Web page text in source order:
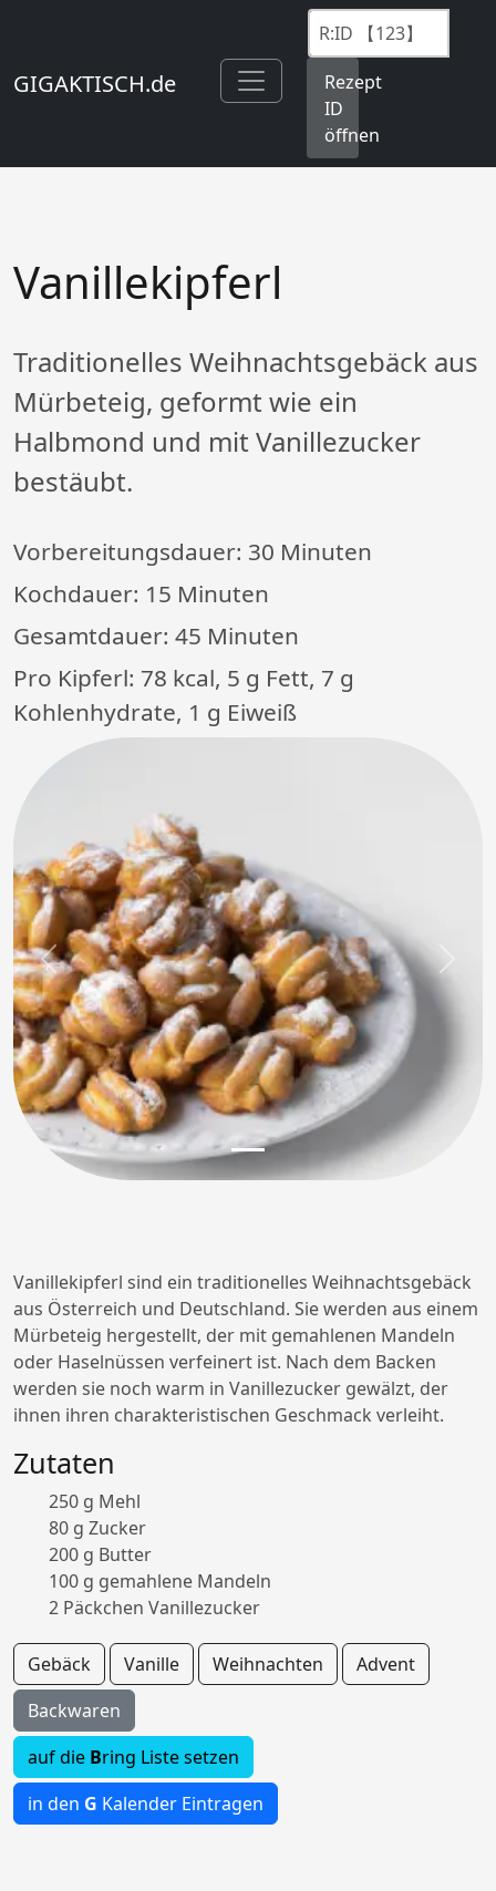
GIGAKTISCH.de
Rezept
ID
öffnen
Vanillekipferl
Traditionelles Weihnachtsgebäck aus
Mürbeteig, geformt wie ein
Halbmond und mit Vanillezucker
bestäubt.
Vorbereitungsdauer: 30 Minuten
Kochdauer: 15 Minuten
Gesamtdauer: 45 Minuten
Pro Kipferl: 78 kcal, 5 g Fett, 7 g
Kohlenhydrate, 1 g Eiweiß
Previous Next
Vanillekipferl sind ein traditionelles Weihnachtsgebäck
aus Österreich und Deutschland. Sie werden aus einem
Mürbeteig hergestellt, der mit gemahlenen Mandeln
oder Haselnüssen verfeinert ist. Nach dem Backen
werden sie noch warm in Vanillezucker gewälzt, der
ihnen ihren charakteristischen Geschmack verleiht.
Zutaten
250 g Mehl
80 g Zucker
200 g Butter
100 g gemahlene Mandeln
2 Päckchen Vanillezucker
Gebäck Vanille Weihnachten
Advent
Backwaren
auf die Bring Liste setzen
in den G Kalender Eintragen